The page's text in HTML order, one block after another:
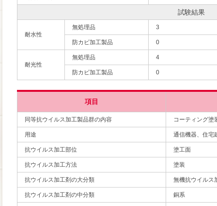
試験結果
耐水性
無処理品 3
防カビ加工製品 0
耐光性
無処理品 4
防カビ加工製品 0
項目
同等抗ウイルス加工製品群の内容 コーティング塗
用途 通信機器、住宅
抗ウイルス加工部位 塗工面
抗ウイルス加工方法 塗装
抗ウイルス加工剤の大分類 無機抗ウイルス
抗ウイルス加工剤の中分類 銅系